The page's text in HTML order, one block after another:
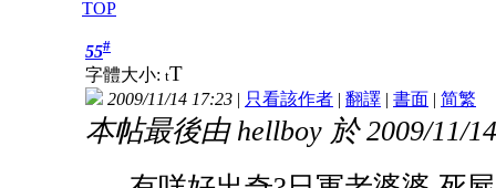
TOP
55#
字體大小: tT
2009/11/14 17:23 | 只看該作者 | 翻譯 | 書面 | 简繁
本帖最後由 hellboy 於 2009/11/